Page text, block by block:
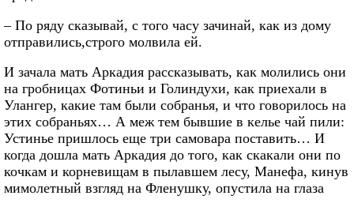
– По ряду сказывай, с того часу зачинай, как из дому
отправились,строго молвила ей.
И зачала мать Аркадия рассказывать, как молились они
на гробницах Фотиньи и Голиндухи, как приехали в
Улангер, какие там были собранья, и что говорилось на
этих собраньях… А меж тем бывшие в келье чай пили:
Устинье пришлось еще три самовара поставить… И
когда дошла мать Аркадия до того, как скакали они по
кочкам и корневищам в пылавшем лесу, Манефа, кинув
мимолетный взгляд на Фленушку, опустила на глаза